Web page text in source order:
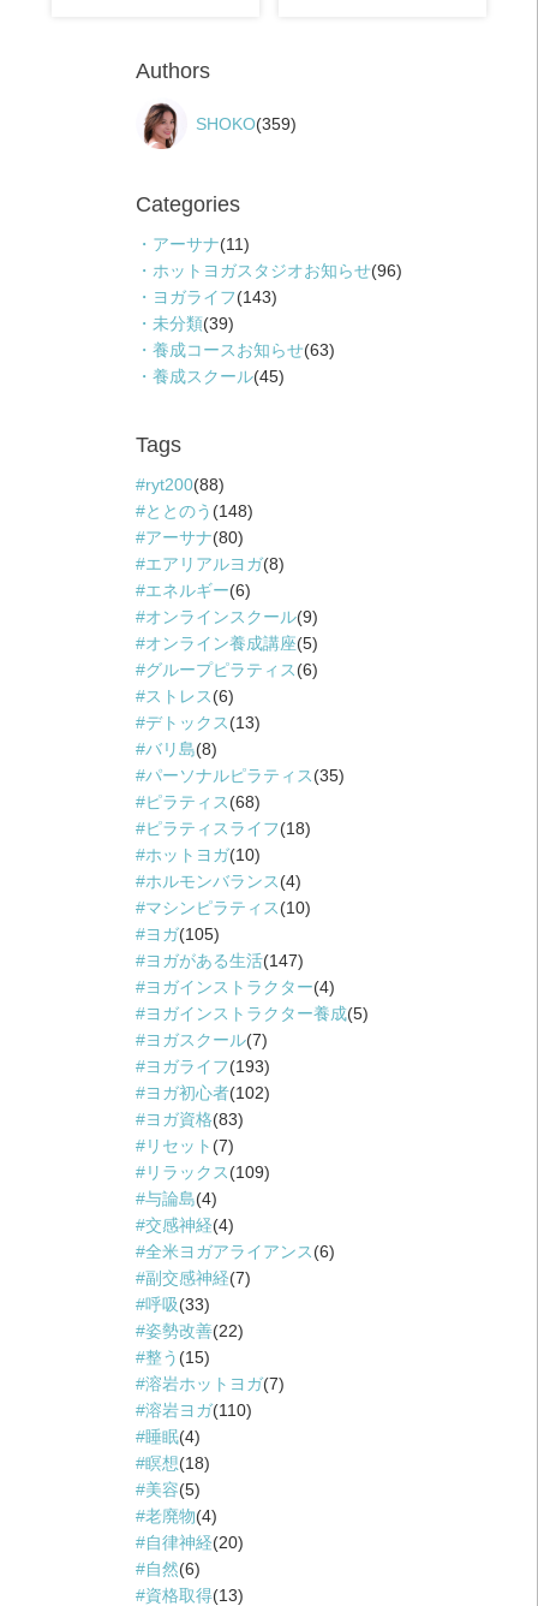
Authors
SHOKO(359)
Categories
アーサナ(11)
ホットヨガスタジオお知らせ(96)
ヨガライフ(143)
未分類(39)
養成コースお知らせ(63)
養成スクール(45)
Tags
ryt200(88)
ととのう (148)
アーサナ(80)
エアリアルヨガ(8)
エネルギー(6)
オンラインスクール(9)
オンライン養成講座(5)
グループピラティス(6)
ストレス(6)
デトックス(13)
バリ島(8)
パーソナルピラティス(35)
ピラティス(68)
ピラティスライフ(18)
ホットヨガ(10)
ホルモンバランス(4)
マシンピラティス(10)
ヨガ(105)
ヨガがある生活(147)
ヨガインストラクター(4)
ヨガインストラクター養成(5)
ヨガスクール(7)
ヨガライフ(193)
ヨガ初心者(102)
ヨガ資格(83)
リセット (7)
リラックス(109)
与論島(4)
交感神経(4)
全米ヨガアライアンス(6)
副交感神経(7)
呼吸(33)
姿勢改善(22)
整う (15)
溶岩ホットヨガ(7)
溶岩ヨガ(110)
睡眠(4)
瞑想(18)
美容(5)
老廃物(4)
自律神経(20)
自然(6)
資格取得(13)